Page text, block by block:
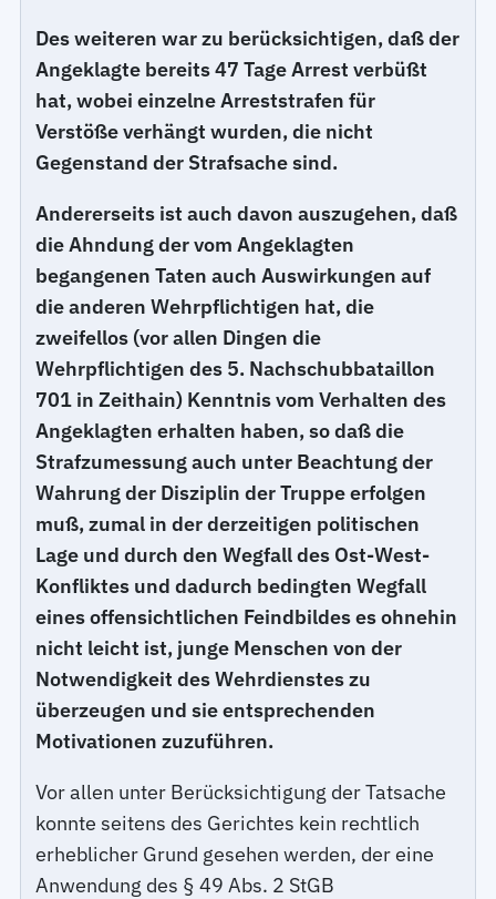
Des weiteren war zu berücksichtigen, daß der
Angeklagte bereits 47 Tage Arrest verbüßt
hat, wobei einzelne Arreststrafen für
Verstöße verhängt wurden, die nicht
Gegenstand der Strafsache sind.
Andererseits ist auch davon auszugehen, daß
die Ahndung der vom Angeklagten
begangenen Taten auch Auswirkungen auf
die anderen Wehrpflichtigen hat, die
zweifellos (vor allen Dingen die
Wehrpflichtigen des 5. Nachschubbataillon
701 in Zeithain) Kenntnis vom Verhalten des
Angeklagten erhalten haben, so daß die
Strafzumessung auch unter Beachtung der
Wahrung der Disziplin der Truppe erfolgen
muß, zumal in der derzeitigen politischen
Lage und durch den Wegfall des Ost-West-
Konfliktes und dadurch bedingten Wegfall
eines offensichtlichen Feindbildes es ohnehin
nicht leicht ist, junge Menschen von der
Notwendigkeit des Wehrdienstes zu
überzeugen und sie entsprechenden
Motivationen zuzuführen.
Vor allen unter Berücksichtigung der Tatsache
konnte seitens des Gerichtes kein rechtlich
erheblicher Grund gesehen werden, der eine
Anwendung des § 49 Abs. 2 StGB